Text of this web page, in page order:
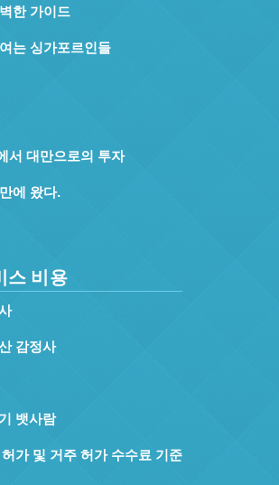
한 가이드
는 싱가포르인들
서 대만으로의 투자
에 왔다.
스 비용
감정사
뱃사람
가 및 거주 허가 수수료 기준